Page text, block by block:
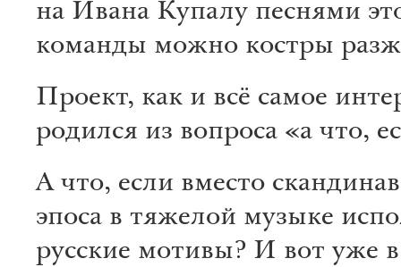
на Ивана Купалу песнями
команды можно костры
Проект, как и всё самое
родился из вопроса «а что,
А что, если вместо
эпоса в тяжелой музыке
русские мотивы? И вот уже